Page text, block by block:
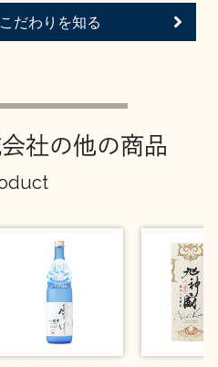
だわりを知る
社の他の商品